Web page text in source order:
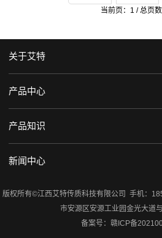
当前页：1 / 总页
关于艾特
产品中心
产品知识
新闻中心
版权所有©江西艾特传质科技有限公司 手机：
市安源区安源工业园金光大道
备案号： 赣ICP备